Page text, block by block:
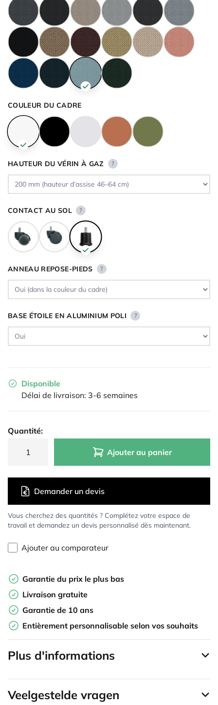
COULEUR DU CADRE
HAUTEUR DU VÉRIN À GAZ ?
CONTACT AU SOL ?
ANNEAU REPOSE-PIEDS ?
BASE ÉTOILE EN ALUMINIUM POLI ?
Disponible
Délai de livraison: 3-6 semaines
Quantité:
Ajouter au panier
Vous cherchez des quantités ? Complétez votre espace de
travail et demandez un devis personnalisé dès maintenant.
Demander un devis
Ajouter au comparateur
Garantie du prix le plus bas
Livraison gratuite
Garantie de 10 ans
Entièrement personnalisable selon vos souhaits
Plus d'informations
Veelgestelde vragen